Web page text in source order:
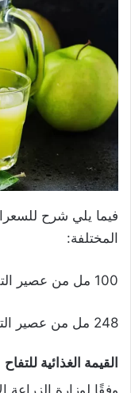
فيما يلي شرح
المختلفة:
100 مل من عصير التفاح تحتوي على 46 سعرة حرارية.
248 مل من عصير التفاح يحتوي على 114 سعرة حرارية.
القيمة الغذائية للتفاح